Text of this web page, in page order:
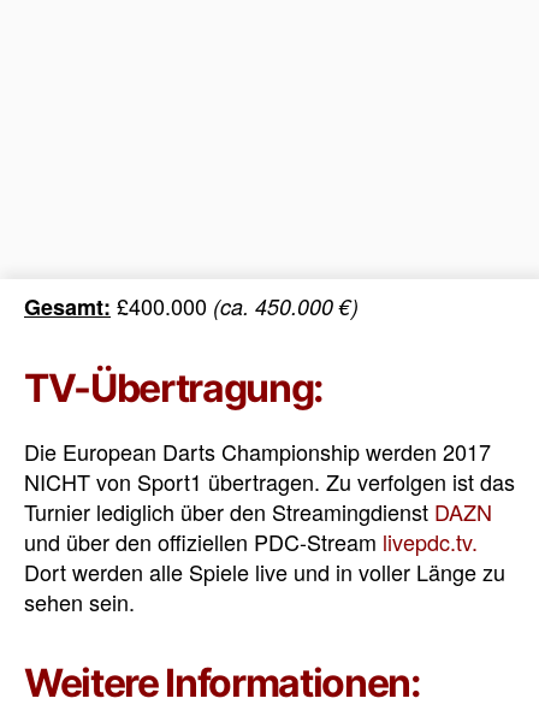
Gesamt: £400.000 (ca. 450.000 €)
TV-Übertragung:
Die European Darts Championship werden 2017
NICHT von Sport1 übertragen. Zu verfolgen ist das
Turnier lediglich über den Streamingdienst DAZN
und über den offiziellen PDC-Stream livepdc.tv.
Dort werden alle Spiele live und in voller Länge zu
sehen sein.
Weitere Informationen: